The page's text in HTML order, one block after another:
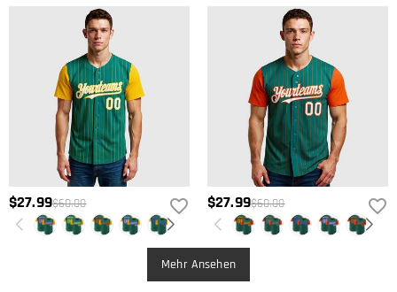
$27.99$60.00 $27.99$60.00
Mehr Ansehen